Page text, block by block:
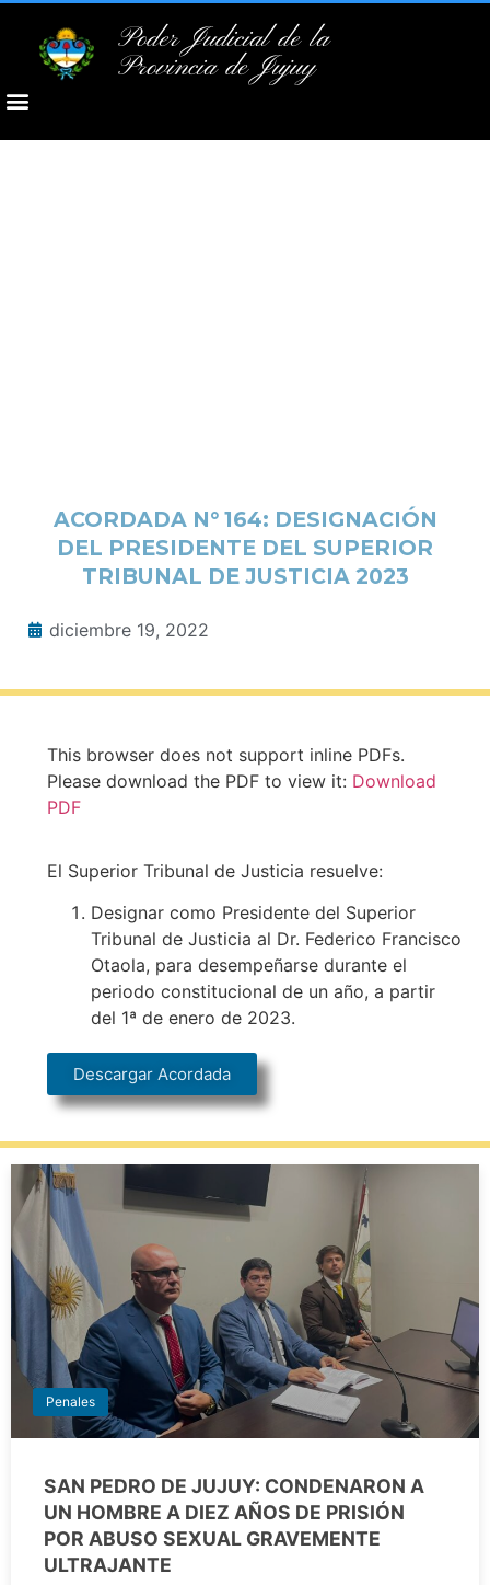
Poder Judicial de la
Provincia de Jujuy
ACORDADA N° 164: DESIGNACIÓN
DEL PRESIDENTE DEL SUPERIOR
TRIBUNAL DE JUSTICIA 2023
diciembre 19, 2022
This browser does not support inline PDFs.
Please download the PDF to view it: Download
PDF
El Superior Tribunal de Justicia resuelve:
Designar como Presidente del Superior
Tribunal de Justicia al Dr. Federico Francisco
Otaola, para desempeñarse durante el
periodo constitucional de un año, a partir
del 1ª de enero de 2023.
Descargar Acordada
Penales
SAN PEDRO DE JUJUY: CONDENARON A
UN HOMBRE A DIEZ AÑOS DE PRISIÓN
POR ABUSO SEXUAL GRAVEMENTE
ULTRAJANTE